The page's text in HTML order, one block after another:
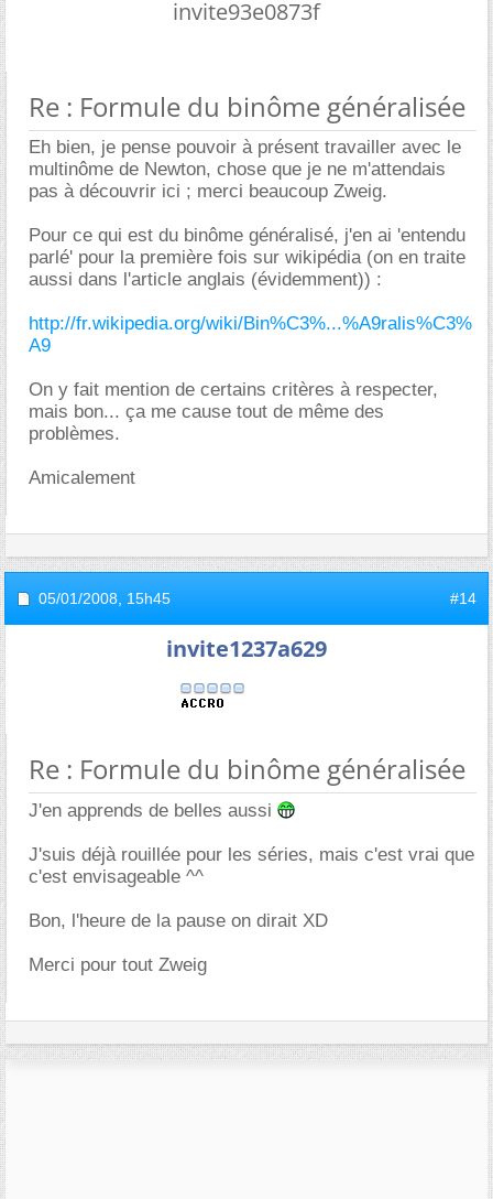
invite93e0873f
Re : Formule du binôme généralisée
Eh bien, je pense pouvoir à présent travailler avec le
multinôme de Newton, chose que je ne m'attendais
pas à découvrir ici ; merci beaucoup Zweig.
Pour ce qui est du binôme généralisé, j'en ai 'entendu
parlé' pour la première fois sur wikipédia (on en traite
aussi dans l'article anglais (évidemment)) :
http://fr.wikipedia.org/wiki/Bin%C3%...%A9ralis%C3%
A9
On y fait mention de certains critères à respecter,
mais bon... ça me cause tout de même des
problèmes.
Amicalement
05/01/2008, 15h45 #14
invite1237a629
Re : Formule du binôme généralisée
J'en apprends de belles aussi
J'suis déjà rouillée pour les séries, mais c'est vrai que
c'est envisageable ^^
Bon, l'heure de la pause on dirait XD
Merci pour tout Zweig